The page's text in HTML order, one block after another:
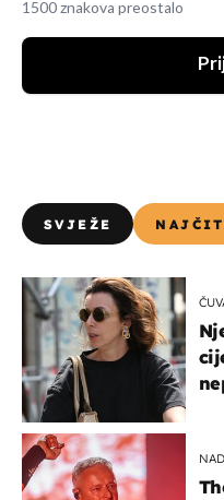
1500 znakova preostalo
SVJEŽE